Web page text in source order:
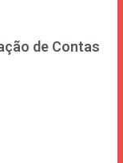
de Contas